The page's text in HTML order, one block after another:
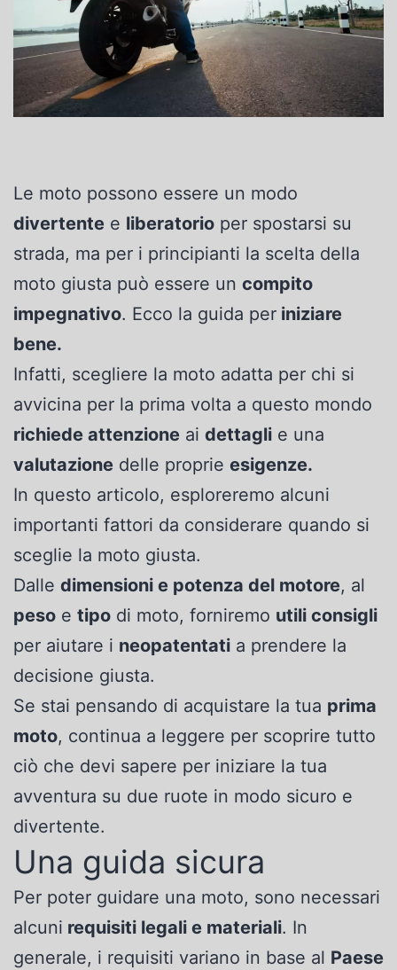
Le moto possono essere un modo
divertente e liberatorio per spostarsi su
strada, ma per i principianti la scelta della
moto giusta può essere un compito
impegnativo. Ecco la guida per iniziare
bene.
Infatti, scegliere la moto adatta per chi si
avvicina per la prima volta a questo mondo
richiede attenzione ai dettagli e una
valutazione delle proprie esigenze.
In questo articolo, esploreremo alcuni
importanti fattori da considerare quando si
sceglie la moto giusta.
Dalle dimensioni e potenza del motore, al
peso e tipo di moto, forniremo utili consigli
per aiutare i neopatentati a prendere la
decisione giusta.
Se stai pensando di acquistare la tua prima
moto, continua a leggere per scoprire tutto
ciò che devi sapere per iniziare la tua
avventura su due ruote in modo sicuro e
divertente.
Una guida sicura
Per poter guidare una moto, sono necessari
alcuni requisiti legali e materiali. In
generale, i requisiti variano in base al Paese